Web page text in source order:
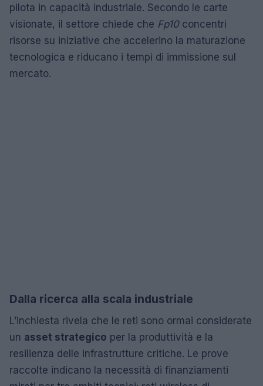
pilota in capacità industriale. Secondo le carte
visionate, il settore chiede che Fp10concentri
risorse su iniziative che accelerino la maturazione
tecnologica e riducano i tempi di immissione sul
mercato.
Dalla ricerca alla scala industriale
L’inchiesta rivela che le reti sono ormai considerate
un asset strategico per la produttività e la
resilienza delle infrastrutture critiche. Le prove
raccolte indicano la necessità di finanziamenti